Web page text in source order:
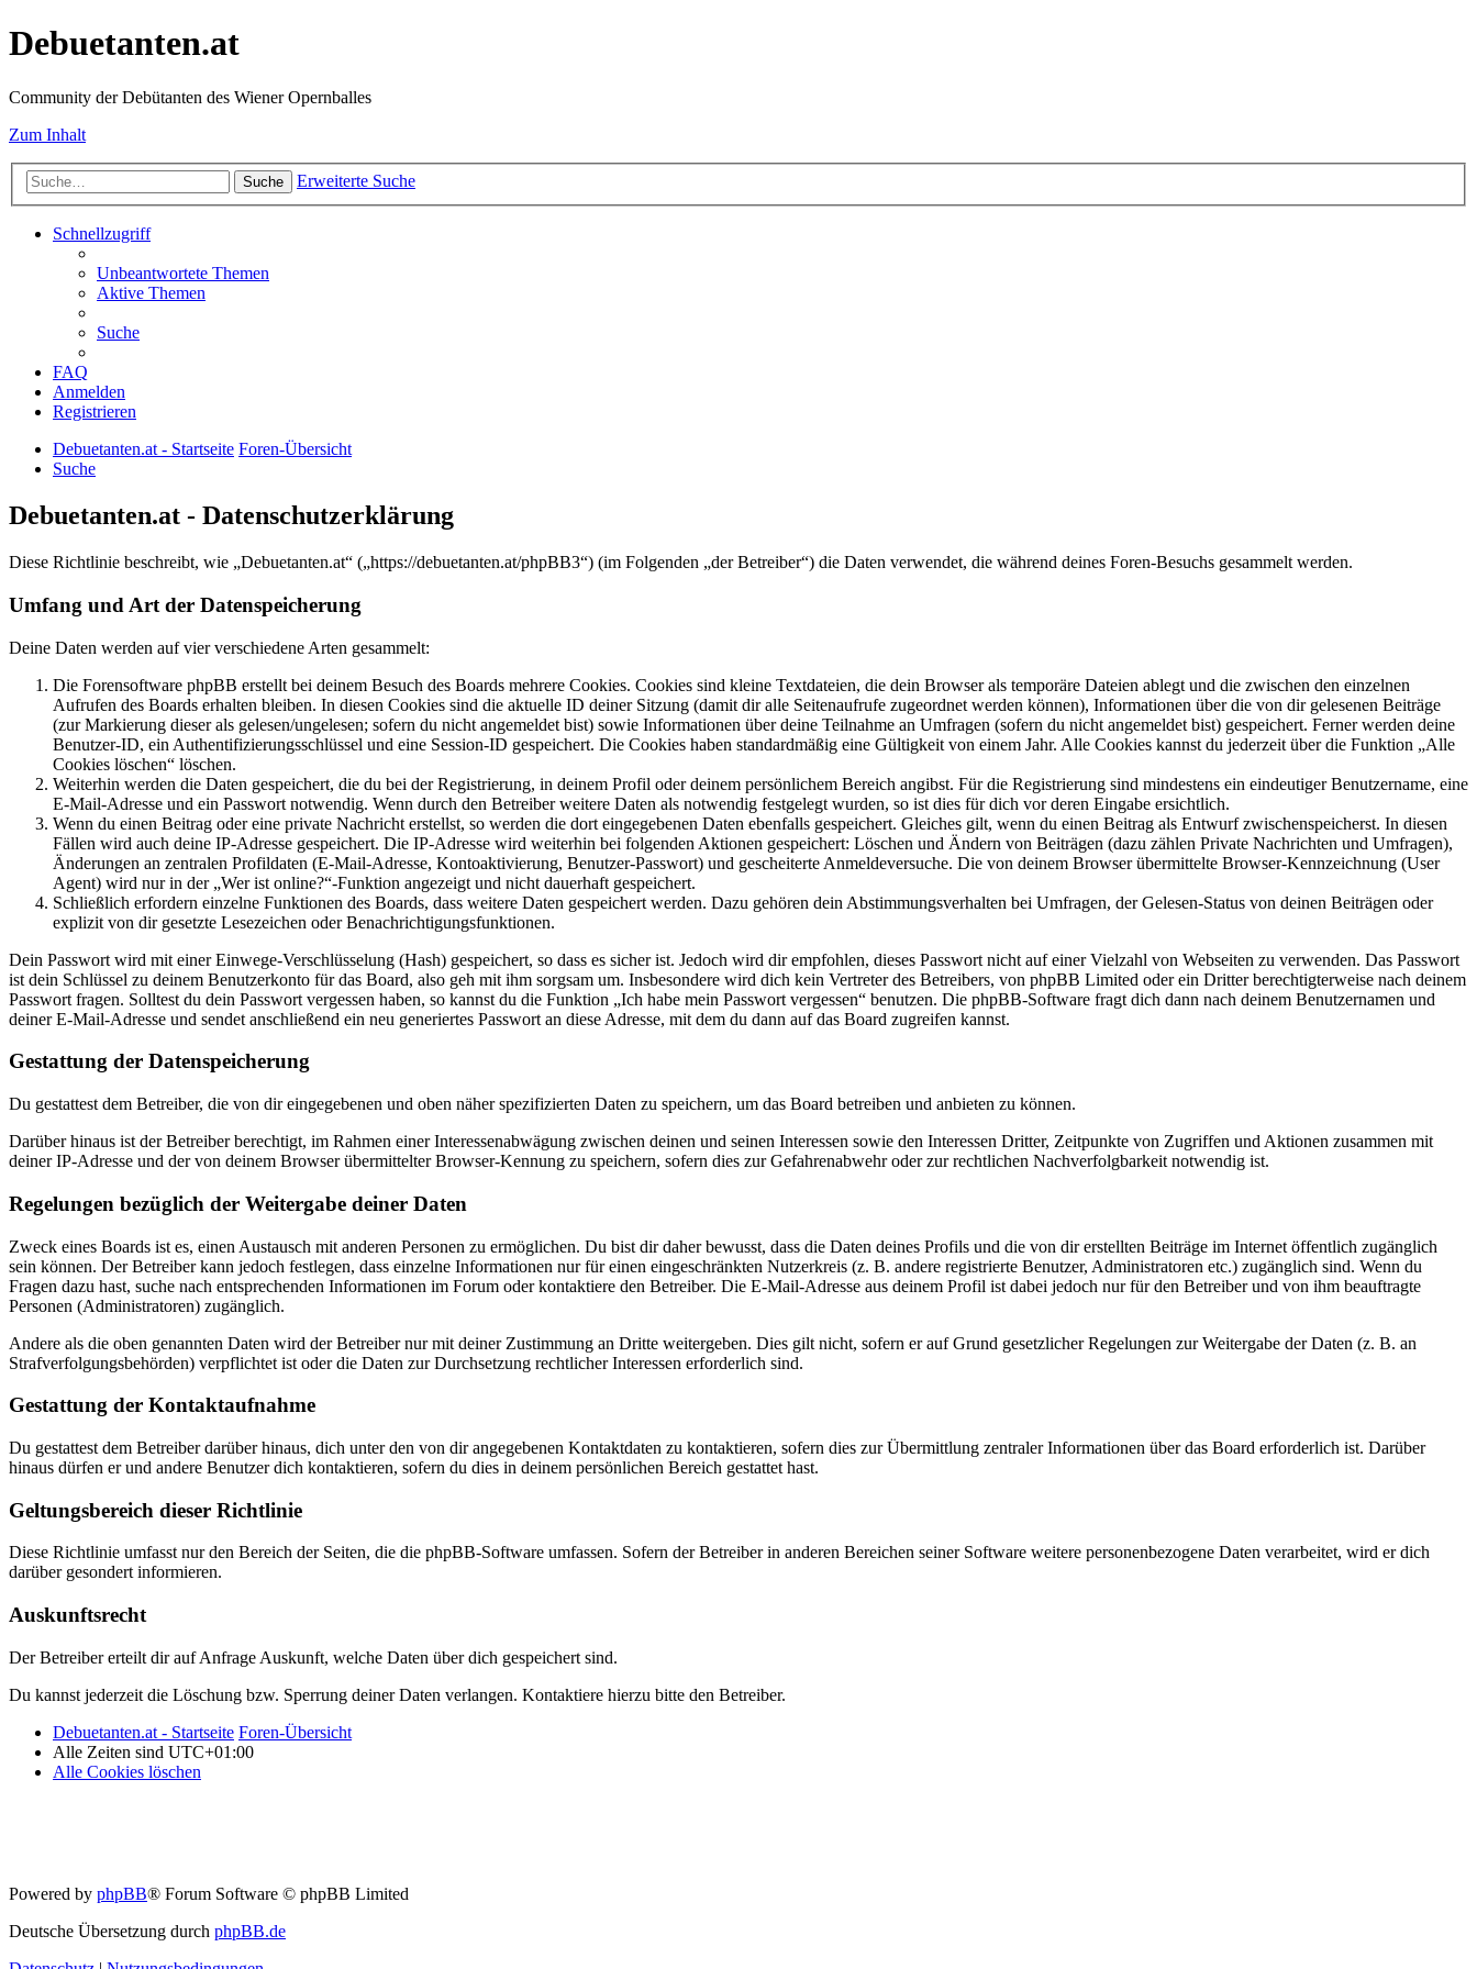
Debuetanten.at
Community der Debütanten des Wiener Opernballes
Zum Inhalt
Suche Erweiterte Suche
Schnellzugriff
Unbeantwortete Themen
Aktive Themen
Suche
FAQ
Anmelden
Registrieren
Debuetanten.at - Startseite Foren-Übersicht
Suche
Debuetanten.at - Datenschutzerklärung
Diese Richtlinie beschreibt, wie „Debuetanten.at“ („https://debuetanten.at/phpBB3“) (im Folgenden „der Betreiber“) die Daten verwendet, die während deines Foren-Besuchs gesammelt werden.
Umfang und Art der Datenspeicherung
Deine Daten werden auf vier verschiedene Arten gesammelt:
Die Forensoftware phpBB erstellt bei deinem Besuch des Boards mehrere Cookies. Cookies sind kleine Textdateien, die dein Browser als temporäre Dateien ablegt und die zwischen den einzelnen
Aufrufen des Boards erhalten bleiben. In diesen Cookies sind die aktuelle ID deiner Sitzung (damit dir alle Seitenaufrufe zugeordnet werden können), Informationen über die von dir gelesenen Beiträge
(zur Markierung dieser als gelesen/ungelesen; sofern du nicht angemeldet bist) sowie Informationen über deine Teilnahme an Umfragen (sofern du nicht angemeldet bist) gespeichert. Ferner werden deine
Benutzer-ID, ein Authentifizierungsschlüssel und eine Session-ID gespeichert. Die Cookies haben standardmäßig eine Gültigkeit von einem Jahr. Alle Cookies kannst du jederzeit über die Funktion „Alle
Cookies löschen“ löschen.
Weiterhin werden die Daten gespeichert, die du bei der Registrierung, in deinem Profil oder deinem persönlichem Bereich angibst. Für die Registrierung sind mindestens ein eindeutiger Benutzername, eine
E-Mail-Adresse und ein Passwort notwendig. Wenn durch den Betreiber weitere Daten als notwendig festgelegt wurden, so ist dies für dich vor deren Eingabe ersichtlich.
Wenn du einen Beitrag oder eine private Nachricht erstellst, so werden die dort eingegebenen Daten ebenfalls gespeichert. Gleiches gilt, wenn du einen Beitrag als Entwurf zwischenspeicherst. In diesen
Fällen wird auch deine IP-Adresse gespeichert. Die IP-Adresse wird weiterhin bei folgenden Aktionen gespeichert: Löschen und Ändern von Beiträgen (dazu zählen Private Nachrichten und Umfragen),
Änderungen an zentralen Profildaten (E-Mail-Adresse, Kontoaktivierung, Benutzer-Passwort) und gescheiterte Anmeldeversuche. Die von deinem Browser übermittelte Browser-Kennzeichnung (User
Agent) wird nur in der „Wer ist online?“-Funktion angezeigt und nicht dauerhaft gespeichert.
Schließlich erfordern einzelne Funktionen des Boards, dass weitere Daten gespeichert werden. Dazu gehören dein Abstimmungsverhalten bei Umfragen, der Gelesen-Status von deinen Beiträgen oder
explizit von dir gesetzte Lesezeichen oder Benachrichtigungsfunktionen.
Dein Passwort wird mit einer Einwege-Verschlüsselung (Hash) gespeichert, so dass es sicher ist. Jedoch wird dir empfohlen, dieses Passwort nicht auf einer Vielzahl von Webseiten zu verwenden. Das Passwort
ist dein Schlüssel zu deinem Benutzerkonto für das Board, also geh mit ihm sorgsam um. Insbesondere wird dich kein Vertreter des Betreibers, von phpBB Limited oder ein Dritter berechtigterweise nach deinem
Passwort fragen. Solltest du dein Passwort vergessen haben, so kannst du die Funktion „Ich habe mein Passwort vergessen“ benutzen. Die phpBB-Software fragt dich dann nach deinem Benutzernamen und
deiner E-Mail-Adresse und sendet anschließend ein neu generiertes Passwort an diese Adresse, mit dem du dann auf das Board zugreifen kannst.
Gestattung der Datenspeicherung
Du gestattest dem Betreiber, die von dir eingegebenen und oben näher spezifizierten Daten zu speichern, um das Board betreiben und anbieten zu können.
Darüber hinaus ist der Betreiber berechtigt, im Rahmen einer Interessenabwägung zwischen deinen und seinen Interessen sowie den Interessen Dritter, Zeitpunkte von Zugriffen und Aktionen zusammen mit
deiner IP-Adresse und der von deinem Browser übermittelter Browser-Kennung zu speichern, sofern dies zur Gefahrenabwehr oder zur rechtlichen Nachverfolgbarkeit notwendig ist.
Regelungen bezüglich der Weitergabe deiner Daten
Zweck eines Boards ist es, einen Austausch mit anderen Personen zu ermöglichen. Du bist dir daher bewusst, dass die Daten deines Profils und die von dir erstellten Beiträge im Internet öffentlich zugänglich
sein können. Der Betreiber kann jedoch festlegen, dass einzelne Informationen nur für einen eingeschränkten Nutzerkreis (z. B. andere registrierte Benutzer, Administratoren etc.) zugänglich sind. Wenn du
Fragen dazu hast, suche nach entsprechenden Informationen im Forum oder kontaktiere den Betreiber. Die E-Mail-Adresse aus deinem Profil ist dabei jedoch nur für den Betreiber und von ihm beauftragte
Personen (Administratoren) zugänglich.
Andere als die oben genannten Daten wird der Betreiber nur mit deiner Zustimmung an Dritte weitergeben. Dies gilt nicht, sofern er auf Grund gesetzlicher Regelungen zur Weitergabe der Daten (z. B. an
Strafverfolgungsbehörden) verpflichtet ist oder die Daten zur Durchsetzung rechtlicher Interessen erforderlich sind.
Gestattung der Kontaktaufnahme
Du gestattest dem Betreiber darüber hinaus, dich unter den von dir angegebenen Kontaktdaten zu kontaktieren, sofern dies zur Übermittlung zentraler Informationen über das Board erforderlich ist. Darüber
hinaus dürfen er und andere Benutzer dich kontaktieren, sofern du dies in deinem persönlichen Bereich gestattet hast.
Geltungsbereich dieser Richtlinie
Diese Richtlinie umfasst nur den Bereich der Seiten, die die phpBB-Software umfassen. Sofern der Betreiber in anderen Bereichen seiner Software weitere personenbezogene Daten verarbeitet, wird er dich
darüber gesondert informieren.
Auskunftsrecht
Der Betreiber erteilt dir auf Anfrage Auskunft, welche Daten über dich gespeichert sind.
Du kannst jederzeit die Löschung bzw. Sperrung deiner Daten verlangen. Kontaktiere hierzu bitte den Betreiber.
Debuetanten.at - Startseite Foren-Übersicht
Alle Zeiten sind UTC+01:00
Alle Cookies löschen
Powered by phpBB® Forum Software © phpBB Limited
Deutsche Übersetzung durch phpBB.de